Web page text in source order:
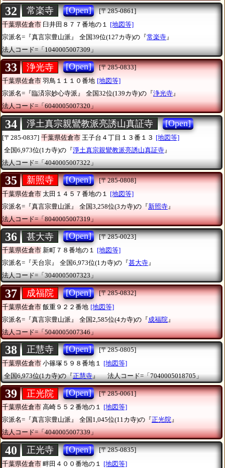
32 常楽寺 [Open]
[〒285-0861]
千葉県佐倉市 臼井田８７７番地の１
[地図等]
宗派名=『真言宗豊山派』
全国39位(127カ寺)の『常楽寺 』
法人コード=「1040005007309」
33 浄光寺 [Open]
[〒285-0833]
千葉県佐倉市 羽鳥１１１０番地 [地図等]
宗派名=『臨済宗妙心寺派』
全国32位(139カ寺)の『浄光寺』
法人コード=「6040005007320」
34 淨土真宗親鸞教派亮誘山真証寺 [Open]
[〒285-0837] 千葉県佐倉市 王子台４丁目１３番１３ [地図等]
全国6,973位(1カ寺)の『淨土真宗親鸞教派亮誘山真証寺 』
法人コード=「4040005007322」
35 新照寺 [Open]
[〒285-0808]
千葉県佐倉市 太田１４５７番地の１
[地図等]
宗派名=『真言宗豊山派』
全国3,258位(3カ寺)の『新照寺 』
法人コード=「8040005007319」
36 甚大寺 [Open]
[〒285-0023]
千葉県佐倉市 新町７８番地の１ [地図等]
宗派名=『天台宗』
全国6,973位(1カ寺)の『甚大寺』
法人コード=「3040005007323」
37 成福院 [Open]
[〒285-0832]
千葉県佐倉市 飯重９２２番地 [地図等]
宗派名=『真言宗豊山派』
全国2,585位(4カ寺)の『成福院 』
法人コード=「5040005007346」
38 正慧寺 [Open]
[〒285-0805]
千葉県佐倉市 小篠塚５９８番地１
[地図等]
全国6,973位(1カ寺)の『正慧寺』 法人コード=「7040005018705」
39 正光院 [Open]
[〒285-0061]
千葉県佐倉市 高崎５５２番地の１ [地図等]
宗派名=『真言宗豊山派』
全国1,045位(11カ寺)の『正光院』
法人コード=「4040005007339」
40 正光寺 [Open]
[〒285-0835]
千葉県佐倉市 畔田４００番地の１
[地図等]